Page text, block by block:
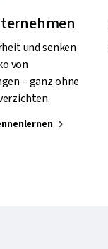
und senken
von
– ganz ohne